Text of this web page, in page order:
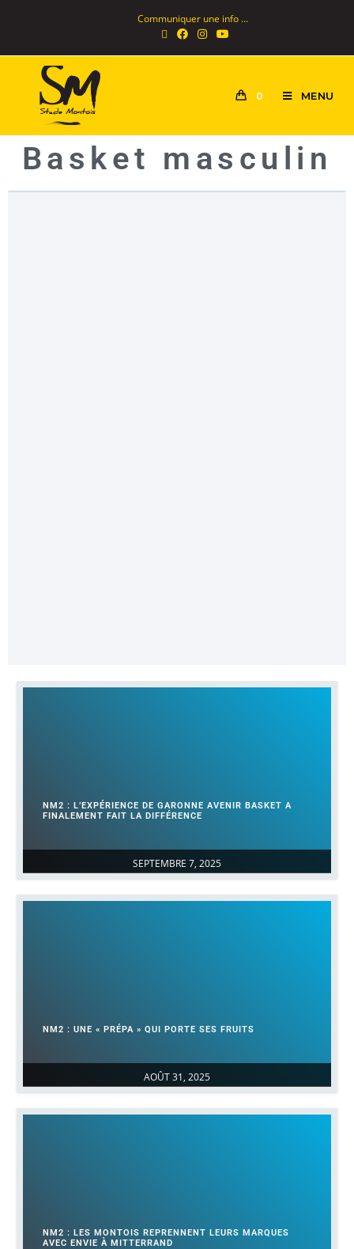
Communiquer une info ...
0 MENU
Basket masculin
SEPTEMBRE 7, 2025
NM2 : L’EXPÉRIENCE DE GARONNE AVENIR BASKET A
FINALEMENT FAIT LA DIFFÉRENCE
AOÛT 31, 2025
NM2 : UNE « PRÉPA » QUI PORTE SES FRUITS
NM2 : LES MONTOIS REPRENNENT LEURS MARQUES
AVEC ENVIE À MITTERRAND